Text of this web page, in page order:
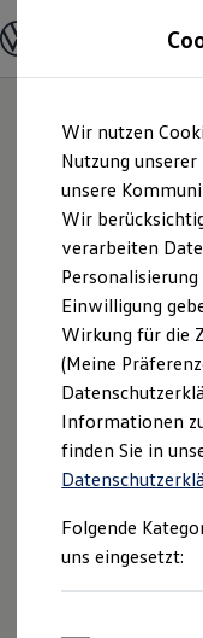
Hauptinhalt
springen
Footer
springen
Modelle &
Modelle
Bulli
Auf- und
Groß- und
Bau &
Kurier,
ONE
Jllig
Hier finden
Jllig
und
Wir nutzen
Nutzung
unsere
Wir
verarbeiten
Einwilligung
Wirkung für die
(Meine
Informationen
finden Sie in
Folgende
uns eingesetzt: